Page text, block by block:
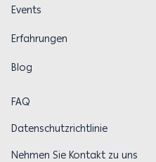
Events
Erfahrungen
Blog
FAQ
Datenschutzrichtlinie
Nehmen Sie Kontakt zu uns